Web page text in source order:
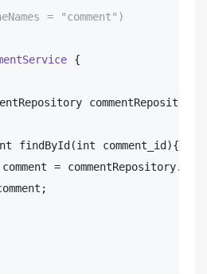
= "comment" )
{
commentRepository;
findById(int comment_id){
=